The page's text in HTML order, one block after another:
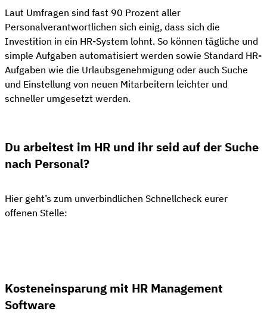
Laut Umfragen sind fast 90 Prozent aller
Personalverantwortlichen sich einig, dass sich die
Investition in ein HR-System lohnt. So können tägliche und
simple Aufgaben automatisiert werden sowie Standard HR-
Aufgaben wie die Urlaubsgenehmigung oder auch Suche
und Einstellung von neuen Mitarbeitern leichter und
schneller umgesetzt werden.
Du arbeitest im HR und ihr seid auf der Suche
nach Personal?
Hier geht’s zum unverbindlichen Schnellcheck eurer
offenen Stelle:
Kosteneinsparung mit HR Management
Software